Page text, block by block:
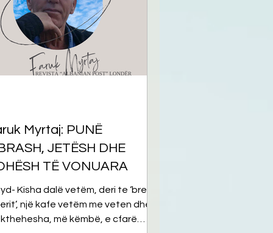
Myrtaj: PUNË
JETËSH DHE
TË VONUARA
Kisha dalë vetëm, deri te ‘bregu
një kafe vetëm me veten dhe
më këmbë, e cfarë